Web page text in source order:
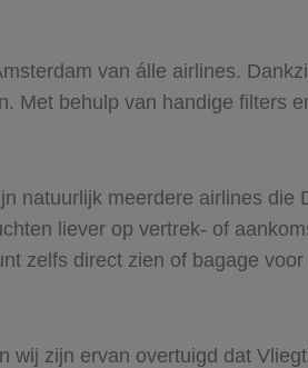
van álle airlines.
Met behulp van handige filters
natuurlijk meerdere airlines die
liever op vertrek- of
zelfs direct zien of bagage
zijn ervan overtuigd dat